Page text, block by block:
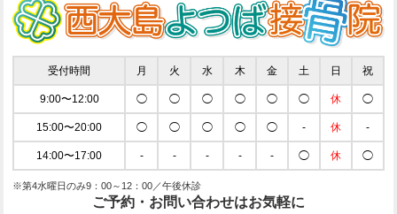
受付時間 月 火 水 木 金 土 日 祝
9:00〜12:00 ◯ ◯ ◯ ◯ ◯ ◯ 休 ◯
15:00〜20:00 ◯ ◯ ◯ ◯ ◯ - 休 -
14:00〜17:00 - - - - - ◯ 休 ◯
※第4水曜日のみ9：00～12：00／午後休診
ご予約・お問い合わせはお気軽に